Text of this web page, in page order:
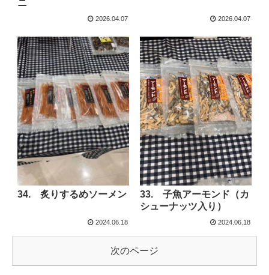
ニ
2026.04.07 2026.04.07
34. 炙りするめソーメン
2024.06.18
33. 子魚アーモンド（カ
シューナッツ入り）
2024.06.18
次のページ